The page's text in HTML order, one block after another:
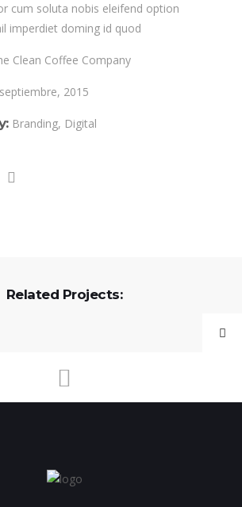
cum soluta nobis eleifend option
imperdiet doming id quod
Clean Coffee Company
2015
Branding, Digital
Related Projects: